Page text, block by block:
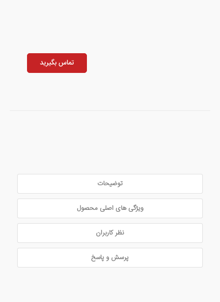
تماس بگیرید
توضیحات
ویژگی های اصلی محصول
نظر کاربران
پرسش و پاسخ